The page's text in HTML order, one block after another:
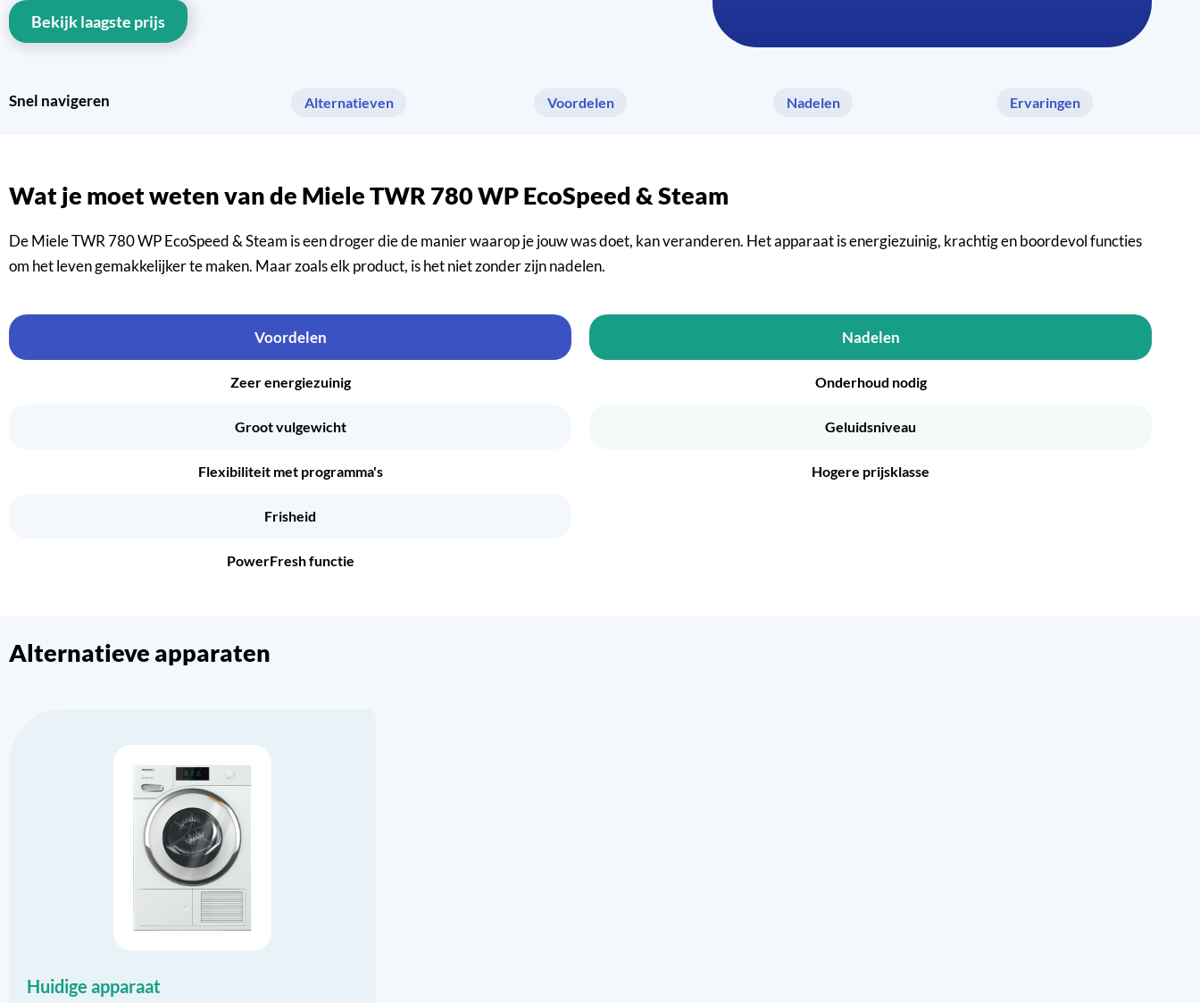
Bekijk laagste prijs
Snel navigeren Alternatieven Voordelen Nadelen Ervaringen
Wat je moet weten van de Miele TWR 780 WP EcoSpeed & Steam
De Miele TWR 780 WP EcoSpeed & Steam is een droger die de manier waarop je jouw was doet, kan veranderen. Het apparaat is energiezuinig, krachtig en boordevol functies
om het leven gemakkelijker te maken. Maar zoals elk product, is het niet zonder zijn nadelen.
Voordelen
Zeer energiezuinig
Groot vulgewicht
Flexibiliteit met programma's
Frisheid
PowerFresh functie
Nadelen
Onderhoud nodig
Geluidsniveau
Hogere prijsklasse
Alternatieve apparaten
Huidige apparaat